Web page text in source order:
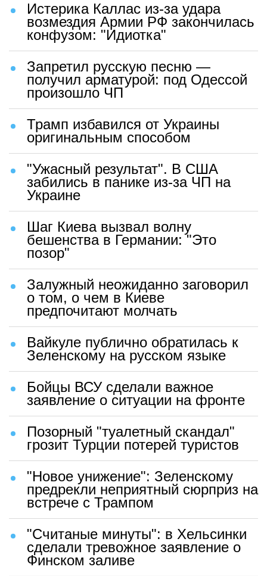
Истерика Каллас из-за удара
возмездия Армии РФ закончилась
конфузом: "Идиотка"
Запретил русскую песню —
получил арматурой: под Одессой
произошло ЧП
Трамп избавился от Украины
оригинальным способом
"Ужасный результат". В США
забились в панике из-за ЧП на
Украине
Шаг Киева вызвал волну
бешенства в Германии: "Это
позор"
Залужный неожиданно заговорил
о том, о чем в Киеве
предпочитают молчать
Вайкуле публично обратилась к
Зеленскому на русском языке
Бойцы ВСУ сделали важное
заявление о ситуации на фронте
Позорный "туалетный скандал"
грозит Турции потерей туристов
"Новое унижение": Зеленскому
предрекли неприятный сюрприз на
встрече с Трампом
"Считаные минуты": в Хельсинки
сделали тревожное заявление о
Финском заливе